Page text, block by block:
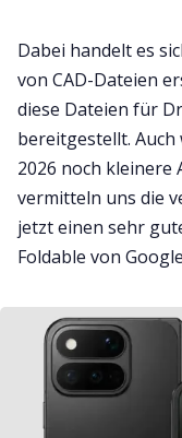
Dabei handelt es
von CAD-Dateien
diese Dateien für
bereitgestellt.
2026 noch kleinere
vermitteln uns die
jetzt einen sehr
Foldable von